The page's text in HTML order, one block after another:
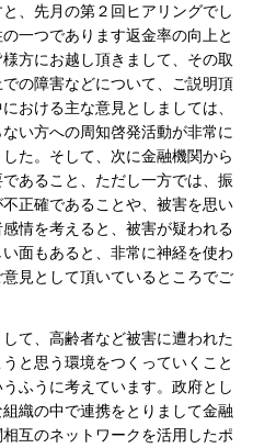
、先月の第２回ヒアリングでし
一つであります返金率の向上と
方にお越し頂きまして、その取
の障害などについて、ご説明頂
おける主な意見としましては、
い方への周知啓発活動が非常に
た。そして、次に金融機関から
あること、ただし一方では、振
正確であることや、被害を思い
情を考えると、被害が疑われる
面もあると、非常に神経を使わ
見として頂いているところでご
て、高齢者など被害に遭われた
と思う環境をつくっていくこと
ふうに考えています。政府とし
織の中で連携をとりまして金融
互のネットワークを活用したポ